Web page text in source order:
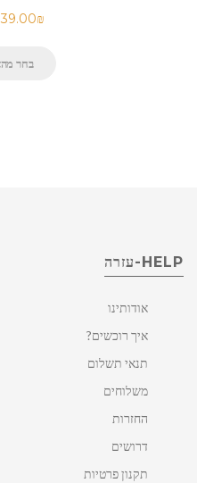
₪
בחר
HELP-עזרה
אודותינו
איך רוכשים?
תנאי תשלום
משלוחים
החזרות
דרושים
תקנון פרטיות